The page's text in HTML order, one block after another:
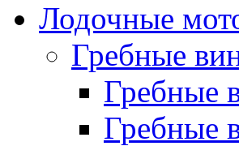
Лодочные
Гребные
Гребные
Гребные